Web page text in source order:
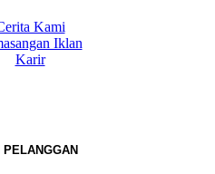
Kami
Iklan
Karir
PELANGGAN